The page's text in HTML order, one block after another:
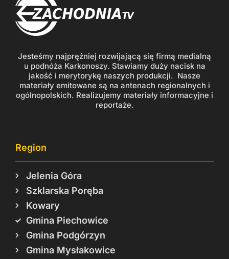
Jesteśmy najprężniej rozwijającą się firmą medialną
u podnóża Karkonoszy. Stawiamy duży nacisk na
jakość i merytorykę naszych produkcji. Nasze
materiały emitowane są na antenach regionalnych i
ogólnopolskich. Realizujemy materiały informacyjne i
reportaże.
Region
Jelenia Góra
Szklarska Poręba
Kowary
Gmina Piechowice
Gmina Podgórzyn
Gmina Mysłakowice